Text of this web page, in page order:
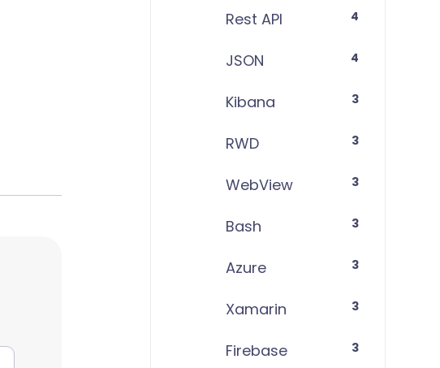
Rest API 4
JSON 4
Kibana 3
RWD 3
WebView 3
Bash 3
Azure 3
Xamarin 3
Firebase 3